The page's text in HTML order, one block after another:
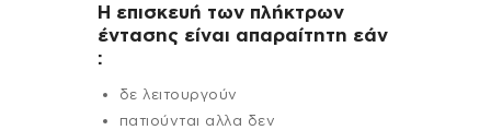
Η επισκευή των πλήκτρων
έντασης είναι απαραίτητη εάν
:
δε λειτουργούν
πατιούνται αλλα δεν